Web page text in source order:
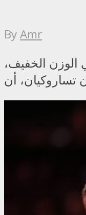
ByAmr
الوزن الخفيف،